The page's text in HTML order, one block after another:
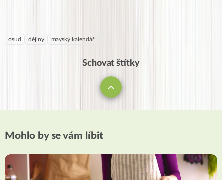
osud dějiny mayský kalendář
Schovat štítky
Mohlo by se vám líbit